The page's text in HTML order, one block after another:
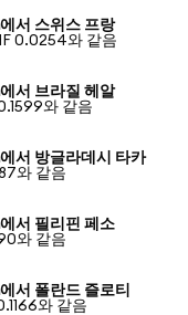
서 스위스 프랑
0.0254와 같음
서 브라질 헤알
와 같음
서 방글라데시 타카
와 같음
서 필리핀 페소
와 같음
서 폴란드 즐로티
와 같음